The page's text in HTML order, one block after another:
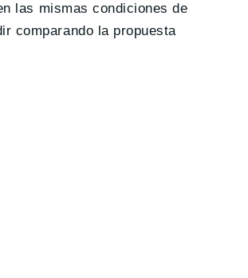
las mismas condiciones de
comparando la propuesta